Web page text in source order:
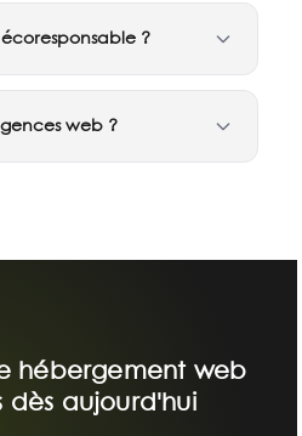
?
web ?
hébergement web
dès aujourd'hui